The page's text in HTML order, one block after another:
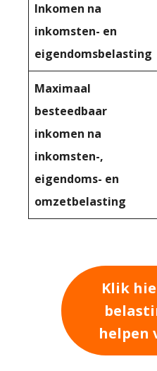
Inkomen na
inkomsten- en
eigendomsbelasting
Maximaal
besteedbaar
inkomen na
inkomsten-,
eigendoms- en
omzetbelasting
Klik
helpen